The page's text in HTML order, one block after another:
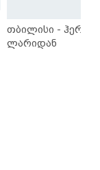
თბილისი -
ლარიდან